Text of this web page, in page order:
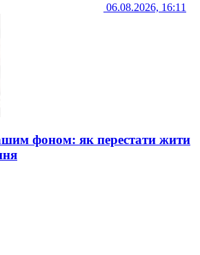
06.08.2026, 16:11
фоном: як перестати жити